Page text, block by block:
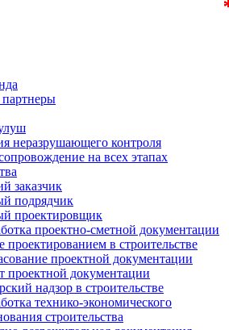
неразрушающего контроля
на всех этапах
заказчик
подрядчик
проектировщик
проектно-сметной документации
проектированием в строительстве
проектной документации
проектной документации
надзор в строительстве
технико-экономического
строительства